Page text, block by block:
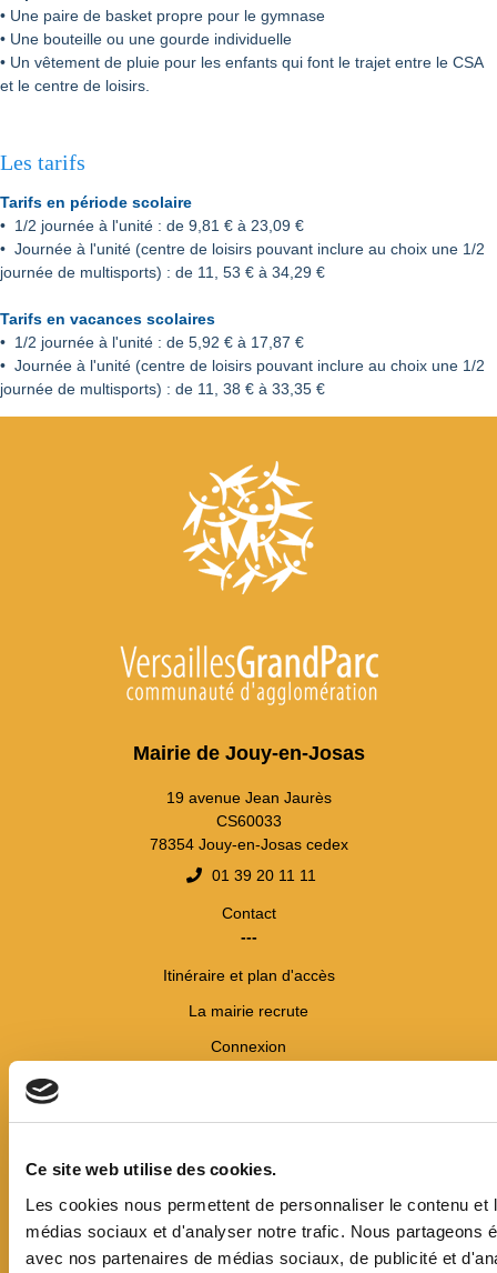
Ce site web utilise des cookies.
Les cookies nous permettent de personnaliser le contenu
médias sociaux et d'analyser notre trafic. Nous partageons
avec nos partenaires de médias sociaux, de publicité et
• Une paire de basket propre pour le gymnase
• Une bouteille ou une gourde individuelle
• Un vêtement de pluie pour les enfants qui font le trajet entre le CSA
et le centre de loisirs.
Les tarifs
Tarifs en période scolaire
• 1/2 journée à l'unité : de 9,81 € à 23,09 €
• Journée à l'unité (centre de loisirs pouvant inclure au choix une 1/2
journée de multisports) : de 11, 53 € à 34,29 €
Tarifs en vacances scolaires
• 1/2 journée à l'unité : de 5,92 € à 17,87 €
• Journée à l'unité (centre de loisirs pouvant inclure au choix une 1/2
journée de multisports) : de 11, 38 € à 33,35 €
Mairie de Jouy-en-Josas
19 avenue Jean Jaurès
CS60033
78354 Jouy-en-Josas cedex
01 39 20 11 11
Contact
---
Itinéraire et plan d'accès
La mairie recrute
Connexion
Mardi :13h30/17h
Samedi :
9h/12h
---